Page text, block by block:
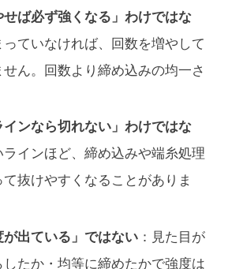
せば必ず強くなる」わけではな
っていなければ、回数を増やして
せん。回数より締め込みの均一さ
インなら切れない」わけではな
ラインほど、締め込みや端糸処理
抜けやすくなることがありま
が出ている」ではない ：見た目が
したか・均等に締めたかで強度は